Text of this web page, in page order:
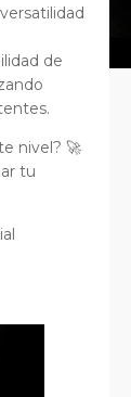
de
nivel? 🚀
tu